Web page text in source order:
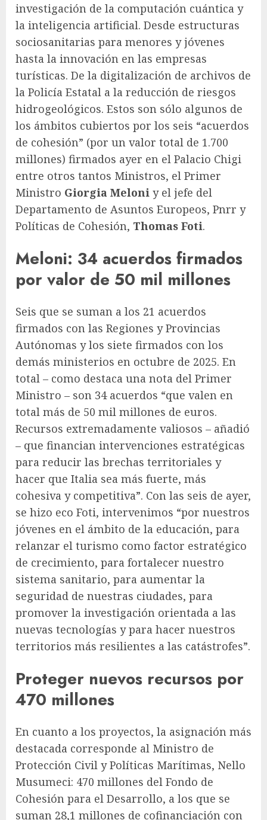
investigación de la computación cuántica y
la inteligencia artificial. Desde estructuras
sociosanitarias para menores y jóvenes
hasta la innovación en las empresas
turísticas. De la digitalización de archivos de
la Policía Estatal a la reducción de riesgos
hidrogeológicos. Estos son sólo algunos de
los ámbitos cubiertos por los seis “acuerdos
de cohesión” (por un valor total de 1.700
millones) firmados ayer en el Palacio Chigi
entre otros tantos Ministros, el Primer
Ministro Giorgia Meloni y el jefe del
Departamento de Asuntos Europeos, Pnrr y
Políticas de Cohesión, Thomas Foti.
Meloni: 34 acuerdos firmados
por valor de 50 mil millones
Seis que se suman a los 21 acuerdos
firmados con las Regiones y Provincias
Autónomas y los siete firmados con los
demás ministerios en octubre de 2025. En
total – como destaca una nota del Primer
Ministro – son 34 acuerdos “que valen en
total más de 50 mil millones de euros.
Recursos extremadamente valiosos – añadió
– que financian intervenciones estratégicas
para reducir las brechas territoriales y
hacer que Italia sea más fuerte, más
cohesiva y competitiva”. Con las seis de ayer,
se hizo eco Foti, intervenimos “por nuestros
jóvenes en el ámbito de la educación, para
relanzar el turismo como factor estratégico
de crecimiento, para fortalecer nuestro
sistema sanitario, para aumentar la
seguridad de nuestras ciudades, para
promover la investigación orientada a las
nuevas tecnologías y para hacer nuestros
territorios más resilientes a las catástrofes”.
Proteger nuevos recursos por
470 millones
En cuanto a los proyectos, la asignación más
destacada corresponde al Ministro de
Protección Civil y Políticas Marítimas, Nello
Musumeci: 470 millones del Fondo de
Cohesión para el Desarrollo, a los que se
suman 28,1 millones de cofinanciación con